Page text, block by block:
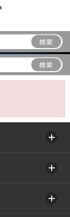
検索
検索